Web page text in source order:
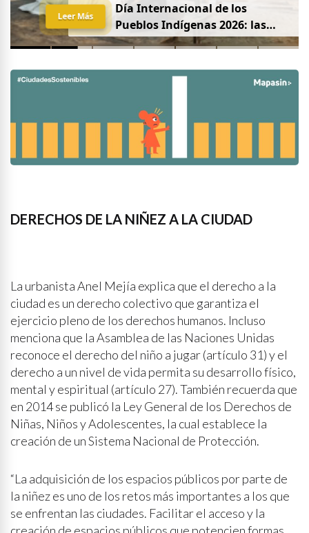
Día Internacional de los
Pueblos Indígenas 2026: las
mujeres que protegen la
Leer Más
DERECHOS DE LA NIÑEZ A LA CIUDAD
La urbanista Anel Mejía explica que el derecho a la
ciudad es un derecho colectivo que garantiza el
ejercicio pleno de los derechos humanos. Incluso
menciona que la Asamblea de las Naciones Unidas
reconoce el derecho del niño a jugar (artículo 31) y el
derecho a un nivel de vida permita su desarrollo físico,
mental y espiritual (artículo 27). También recuerda que
en 2014 se publicó la Ley General de los Derechos de
Niñas, Niños y Adolescentes, la cual establece la
creación de un Sistema Nacional de Protección.
“La adquisición de los espacios públicos por parte de
la niñez es uno de los retos más importantes a los que
se enfrentan las ciudades. Facilitar el acceso y la